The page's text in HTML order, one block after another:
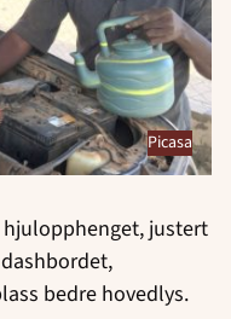
Picasa
justert
bedre hovedlys.